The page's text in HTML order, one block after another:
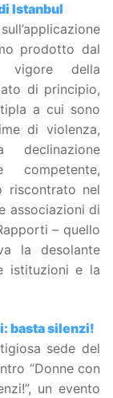
Istanbul
prodotto dal
vigore della
di principio,
a cui sono
di violenza,
declinazione
competente,
riscontrato nel
associazioni di
– quello
la desolante
istituzioni e la
basta silenzi!
sede del
“Donne con
un evento